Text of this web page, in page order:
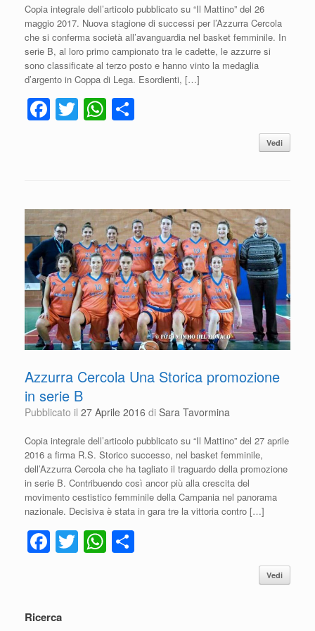
Copia integrale dell’articolo pubblicato su “Il Mattino” del 26
maggio 2017. Nuova stagione di successi per l’Azzurra Cercola
che si conferma società all’avanguardia nel basket femminile. In
serie B, al loro primo campionato tra le cadette, le azzurre si
sono classificate al terzo posto e hanno vinto la medaglia
d’argento in Coppa di Lega. Esordienti, […]
F
o
o
k
T W
p
p
di
Vedi
Azzurra Cercola Una Storica promozione
in serie B
Pubblicato il 27 Aprile 2016 di Sara Tavormina
Copia integrale dell’articolo pubblicato su “Il Mattino” del 27 aprile
2016 a firma R.S. Storico successo, nel basket femminile,
dell’Azzurra Cercola che ha tagliato il traguardo della promozione
in serie B. Contribuendo così ancor più alla crescita del
movimento cestistico femminile della Campania nel panorama
nazionale. Decisiva è stata in gara tre la vittoria contro […]
F
a
e
T
wi
W
h Vedi
Ricerca